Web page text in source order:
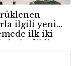
ilgili yeni
ilk iki
kabul edildi